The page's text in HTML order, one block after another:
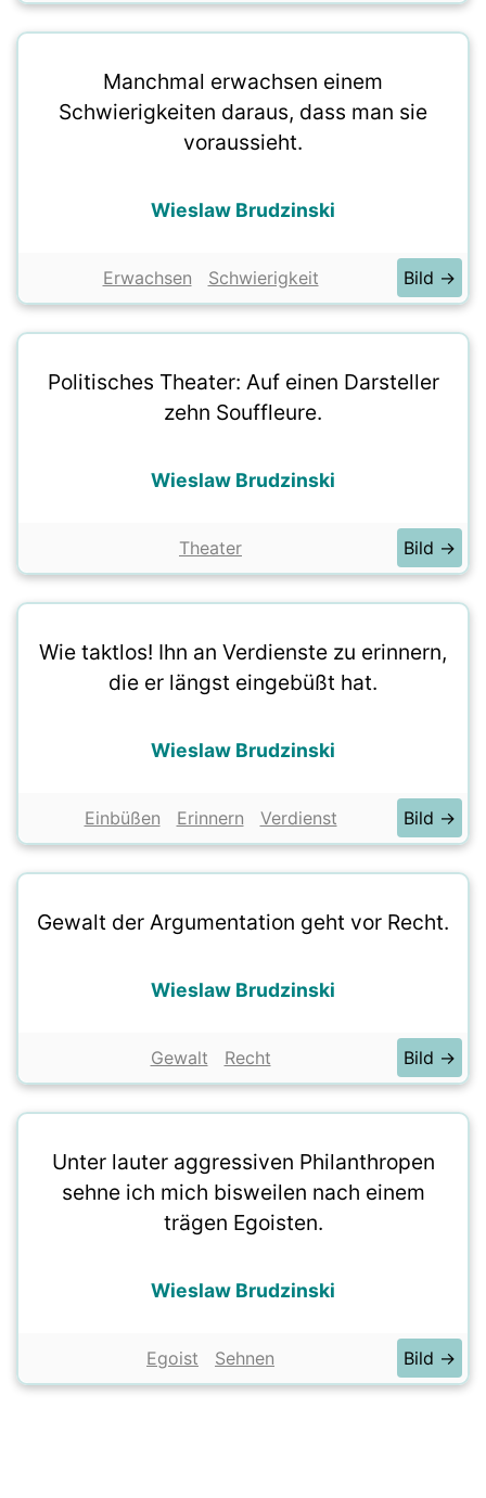
Manchmal erwachsen einem
Schwierigkeiten daraus, dass man sie
voraussieht.
Wieslaw Brudzinski
Erwachsen Schwierigkeit Bild →
Politisches Theater: Auf einen Darsteller
zehn Souffleure.
Wieslaw Brudzinski
Theater Bild →
Wie taktlos! Ihn an Verdienste zu erinnern,
die er längst eingebüßt hat.
Wieslaw Brudzinski
Einbüßen Erinnern Verdienst Bild →
Gewalt der Argumentation geht vor Recht.
Wieslaw Brudzinski
Gewalt Recht Bild →
Unter lauter aggressiven Philanthropen
sehne ich mich bisweilen nach einem
trägen Egoisten.
Wieslaw Brudzinski
Egoist Sehnen Bild →